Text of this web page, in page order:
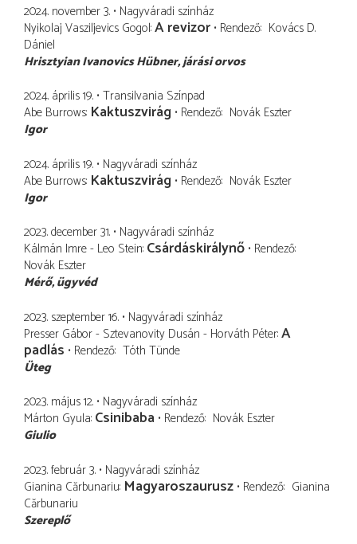
2024. november 3. Nagyváradi színház
Nyikolaj Vasziljevics Gogol A revizor Rendező Kovács D.
Dániel
Hrisztyian Ivanovics Hübner járási orvos
2024. április 19. Transilvania Színpad
Abe Burrows Kaktuszvirág Rendező Novák Eszter
Igor
2024. április 19. Nagyváradi színház
Abe Burrows Kaktuszvirág Rendező Novák Eszter
Igor
2023. december 31. Nagyváradi színház
Kálmán Imre - Leo Stein Csárdáskirálynő Rendező
Novák Eszter
Mérő ügyvéd
2023. szeptember 16. Nagyváradi színház
Presser Gábor - Sztevanovity Dusán - Horváth Péter A
padlás Rendező Tóth Tünde
Üteg
2023. május 12. Nagyváradi színház
Márton Gyula Csinibaba Rendező Novák Eszter
Giulio
2023. február 3. Nagyváradi színház
Gianina Cărbunariu Magyaroszaurusz Rendező Gianina
Cărbunariu
Szereplő